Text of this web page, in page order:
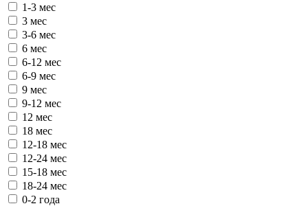
1-3 мес
3 мес
3-6 мес
6 мес
6-12 мес
6-9 мес
9 мес
9-12 мес
12 мес
18 мес
12-18 мес
12-24 мес
15-18 мес
18-24 мес
0-2 года